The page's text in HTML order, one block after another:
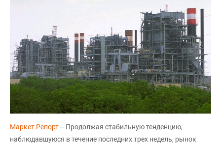
Маркет Репорт-- Продолжая стабильную тенденцию,
наблюдавшуюся в течение последних трех недель, рынок